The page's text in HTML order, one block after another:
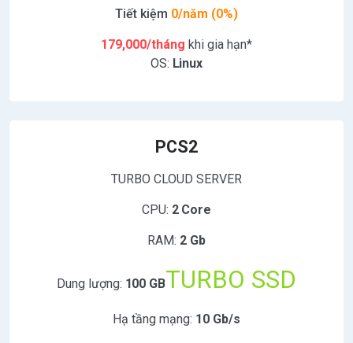
Tiết kiệm 0/năm (0%)
179,000/tháng khi gia hạn*
OS: Linux
PCS2
TURBO CLOUD SERVER
CPU: 2 Core
RAM: 2 Gb
Dung lượng: 100 GBTURBO SSD
Hạ tầng mạng: 10 Gb/s